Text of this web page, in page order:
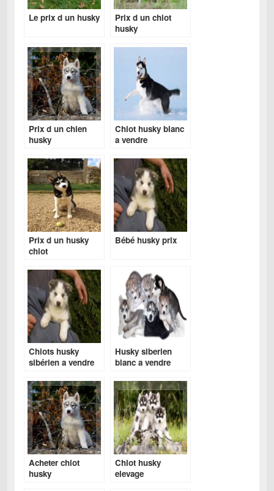
Le prix d un husky
Prix d un chiot
husky
Prix d un chien
husky
Chiot husky blanc
a vendre
Prix d un husky
chiot
Bébé husky prix
Chiots husky
sibérien a vendre
Husky siberien
blanc a vendre
Acheter chiot
husky
Chiot husky
elevage